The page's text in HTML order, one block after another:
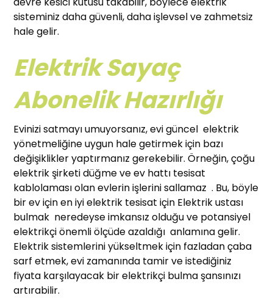
sisteminiz daha güvenli, daha işlevsel ve zahmetsiz
hale gelir.
Elektrik Sayaç
Abonelik Hazırlığı
Evinizi satmayı umuyorsanız, evi güncel elektrik
yönetmeliğine uygun hale getirmek için bazı
değişiklikler yaptırmanız gerekebilir. Örneğin, çoğu
elektrik şirketi düğme ve ev hattı tesisat
kablolaması olan evlerin işlerini sallamaz . Bu, böyle
bir ev için en iyi elektrik tesisat için Elektrik ustası
bulmak neredeyse imkansız olduğu ve potansiyel
elektrikçi önemli ölçüde azaldığı anlamına gelir.
Elektrik sistemlerini yükseltmek için fazladan çaba
sarf etmek, evi zamanında tamir ve istediğiniz
fiyata karşılayacak bir elektrikçi bulma şansınızı
artırabilir.